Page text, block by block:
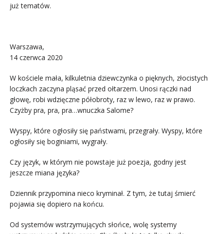
już tematów.
Warszawa,
14 czerwca 2020
W kościele mała, kilkuletnia dziewczynka o pięknych, złocistych
loczkach zaczyna pląsać przed ołtarzem. Unosi rączki nad
głowę, robi wdzięczne półobroty, raz w lewo, raz w prawo.
Czyżby pra, pra, pra…wnuczka Salome?
Wyspy, które ogłosiły się państwami, przegrały. Wyspy, które
ogłosiły się boginiami, wygrały.
Czy język, w którym nie powstaje już poezja, godny jest
jeszcze miana języka?
Dziennik przypomina nieco kryminał. Z tym, że tutaj śmierć
pojawia się dopiero na końcu.
Od systemów wstrzymujących słońce, wolę systemy